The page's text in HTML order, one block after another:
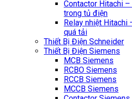
Contactor Hitachi
trong tủ điện
Relay nhiệt
quá tải
Thiết Bị Điện Schneider
Thiết Bị Điện Siemens
MCB Siemens
RCBO Siemens
RCCB Siemens
MCCB Siemens